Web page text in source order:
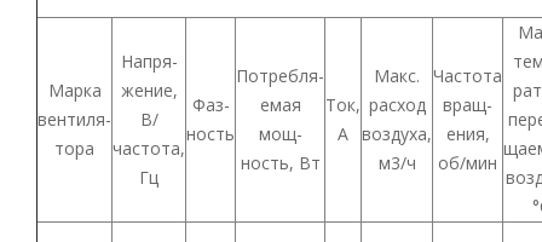
Марка
вентиля-
тора
Напря-
жение,
В/
частота,
Гц
Фаз-
ность
Потребля-
емая
мощ-
ность, Вт
Ток,
А
Макс.
расход
воздуха,
м3/ч
Частота
вращ-
ения,
об/мин